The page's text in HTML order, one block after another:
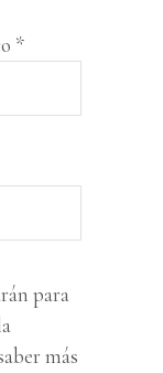
*Obligatorio
para
más